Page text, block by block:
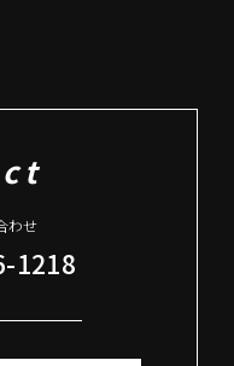
わせ
1218